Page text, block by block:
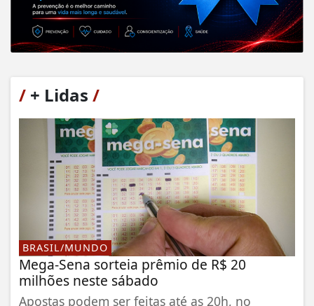
/ + Lidas /
BRASIL/MUNDO
Mega-Sena sorteia prêmio de R$ 20
milhões neste sábado
Apostas podem ser feitas até as 20h, no